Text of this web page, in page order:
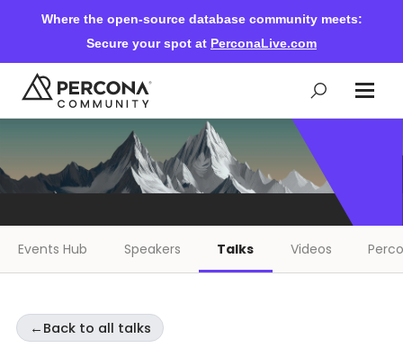
Where the open-source database community meets:
Secure your spot at PerconaLive.com
Events & Learning
Community Ascent
Blog
Events Hub Speakers Talks Videos
← Back to all talks